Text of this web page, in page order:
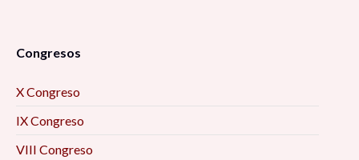
Congresos
X Congreso
IX Congreso
VIII Congreso